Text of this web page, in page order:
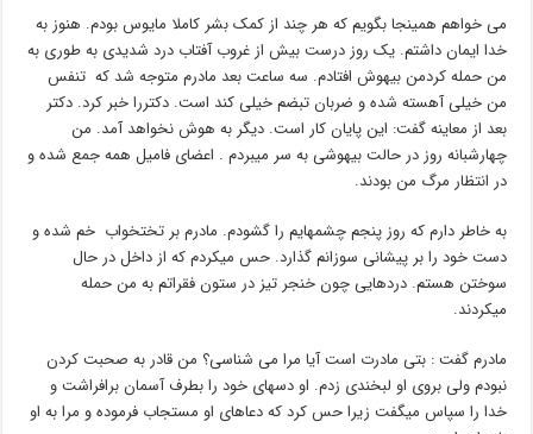
می خواهم همینجا بگویم که هر چند از کمک بشر کاملا مایوس بودم. هنوز به
خدا ایمان داشتم. یک روز درست بیش از غروب آفتاب درد شدیدی به طوری به
من حمله کردمن بیهوش افتادم. سه ساعت بعد مادرم متوجه شد که تنفس
من خیلی آهسته شده و ضربان تبضم خیلی کند است. دکتررا خبر کرد. دکتر
بعد از معاینه گفت: این پایان کار است. دیگر به هوش نخواهد آمد. من
چهارشبانه روز در حالت بیهوشی به سر میبردم . اعضای فامیل همه جمع شده و
در انتظار مرگ من بودند.
به خاطر دارم که روز پنجم چشمهایم را گشودم. مادرم بر تختخواب خم شده و
دست خود را بر پیشانی سوزانم گذارد. حس میکردم که از داخل در حال
سوختن هستم. دردهایی چون خنجر تیز در ستون فقراتم به من حمله
میکردند.
مادرم گفت : بتی مادرت است آیا مرا می شناسی؟ من قادر به صحبت کردن
نبودم ولی بروی او لبخندی زدم. او دسهای خود را بطرف آسمان برافراشت و
خدا را سپاس میگفت زیرا حس کرد که دعاهای او مستجاب فرموده و مرا به او